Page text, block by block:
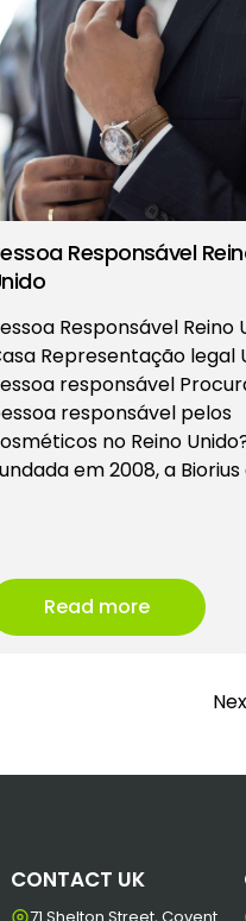
Responsável
Responsável Reino
Representação legal
responsável
responsável pelos
no Reino
em 2008, a Biorius
Read more
CONTACT UK